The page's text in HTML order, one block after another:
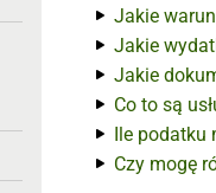
Jakie
Jakie
Jakie
Co to są
Ile podatku
Czy mogę